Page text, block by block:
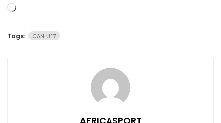
Chargement…
Tags: CAN U17
AFRICASPORT